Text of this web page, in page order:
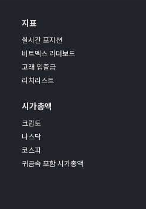
지표
실시간 포지션
비트멕스 리더보드
고래 입출금
리치리스트
시가총액
크립토
나스닥
코스피
귀금속 포함 시가총액